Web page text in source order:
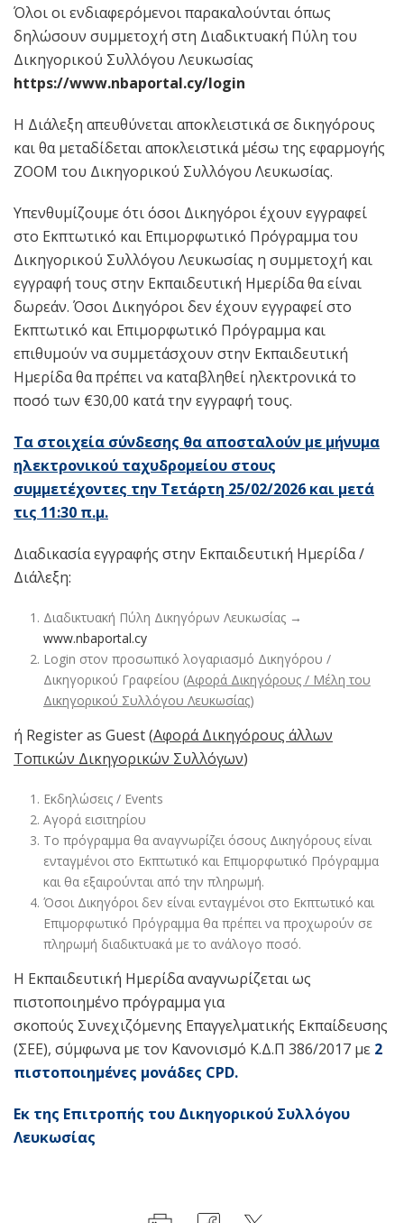
Όλοι οι ενδιαφερόμενοι παρακαλούνται όπως
δηλώσουν συμμετοχή στη Διαδικτυακή Πύλη του
Δικηγορικού Συλλόγου Λευκωσίας
https://www.nbaportal.cy/login
Η Διάλεξη απευθύνεται αποκλειστικά σε δικηγόρους
και θα μεταδίδεται αποκλειστικά μέσω της εφαρμογής
ZOOM του Δικηγορικού Συλλόγου Λευκωσίας.
Υπενθυμίζουμε ότι όσοι Δικηγόροι έχουν εγγραφεί
στο Εκπτωτικό και Επιμορφωτικό Πρόγραμμα του
Δικηγορικού Συλλόγου Λευκωσίας η συμμετοχή και
εγγραφή τους στην Εκπαιδευτική Ημερίδα θα είναι
δωρεάν. Όσοι Δικηγόροι δεν έχουν εγγραφεί στο
Εκπτωτικό και Επιμορφωτικό Πρόγραμμα και
επιθυμούν να συμμετάσχουν στην Εκπαιδευτική
Ημερίδα θα πρέπει να καταβληθεί ηλεκτρονικά το
ποσό των €30,00 κατά την εγγραφή τους.
Τα στοιχεία σύνδεσης θα αποσταλούν με μήνυμα
ηλεκτρονικού ταχυδρομείου στους
συμμετέχοντες την Τετάρτη 25/02/2026 και μετά
τις 11:30 π.μ.
Διαδικασία εγγραφής στην Εκπαιδευτική Ημερίδα /
Διάλεξη:
Διαδικτυακή Πύλη Δικηγόρων Λευκωσίας →
www.nbaportal.cy
Login στον προσωπικό λογαριασμό Δικηγόρου /
Δικηγορικού Γραφείου (Αφορά Δικηγόρους / Μέλη του
Δικηγορικού Συλλόγου Λευκωσίας)
ή Register as Guest (Αφορά Δικηγόρους άλλων
Τοπικών Δικηγορικών Συλλόγων)
Εκδηλώσεις / Events
Αγορά εισιτηρίου
Το πρόγραμμα θα αναγνωρίζει όσους Δικηγόρους είναι
ενταγμένοι στο Εκπτωτικό και Επιμορφωτικό Πρόγραμμα
και θα εξαιρούνται από την πληρωμή.
Όσοι Δικηγόροι δεν είναι ενταγμένοι στο Εκπτωτικό και
Επιμορφωτικό Πρόγραμμα θα πρέπει να προχωρούν σε
πληρωμή διαδικτυακά με το ανάλογο ποσό.
Η Εκπαιδευτική Ημερίδα αναγνωρίζεται ως
πιστοποιημένο πρόγραμμα για
σκοπούς Συνεχιζόμενης Επαγγελματικής Εκπαίδευσης
(ΣΕΕ), σύμφωνα με τον Κανονισμό Κ.Δ.Π 386/2017 με 2
πιστοποιημένες μονάδες CPD.
Εκ της Επιτροπής του Δικηγορικού Συλλόγου
Λευκωσίας